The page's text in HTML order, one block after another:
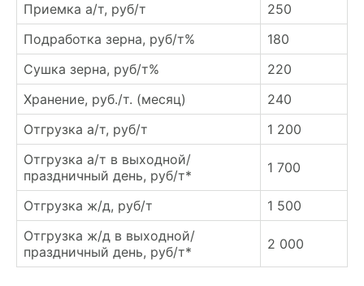
Приемка а/т, руб/т
250
Подработка зерна, руб/т%
180
Сушка зерна, руб/т%
220
Хранение, руб./т. (месяц)
240
Отгрузка а/т, руб/т
1 200
Отгрузка а/т в выходной/
праздничный день, руб/т*
1 700
Отгрузка ж/д, руб/т
1 500
Отгрузка ж/д в выходной/
праздничный день, руб/т*
2 000